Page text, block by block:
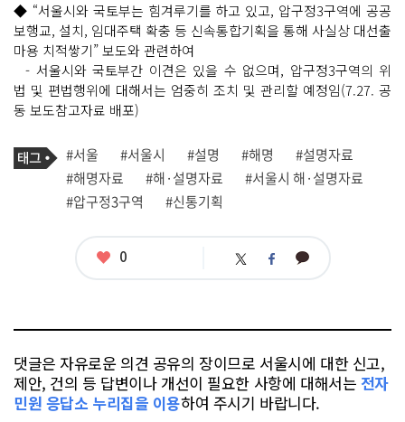
◆ “서울시와 국토부는 힘겨루기를 하고 있고, 압구정3구역에 공공
보행교, 설치, 임대주택 확충 등 신속통합기획을 통해 사실상 대선출
마용 치적쌓기” 보도와 관련하여
- 서울시와 국토부간 이견은 있을 수 없으며, 압구정3구역의 위
법 및 편법행위에 대해서는 엄중히 조치 및 관리할 예정임(7.27. 공
동 보도참고자료 배포)
기
사
관
련
태
태
그
#서울 #서울시 #설명 #해명
#설명자료
#해명자료
#해·설명자료
#서울시 해·설명자료
#압구정3구역
#신통기획
좋
0 트 페 카
댓글은 자유로운 의견 공유의 장이므로 서울시에 대한 신고,
제안, 건의 등 답변이나 개선이 필요한 사항에 대해서는 전자
민원 응답소 누리집을 이용하여 주시기 바랍니다.